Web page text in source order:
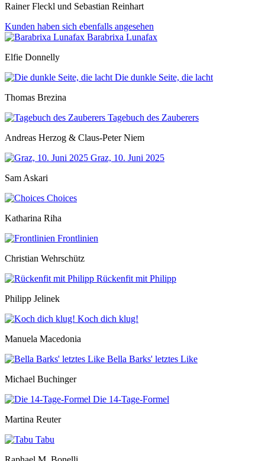
Rainer Fleckl und Sebastian Reinhart
Kunden haben sich ebenfalls angesehen
Barabrixa Lunafax
Elfie Donnelly
Die dunkle Seite, die lacht
Thomas Brezina
Tagebuch des Zauberers
Andreas Herzog & Claus-Peter Niem
Graz, 10. Juni 2025
Sam Askari
Choices
Katharina Riha
Frontlinien
Christian Wehrschütz
Rückenfit mit Philipp
Philipp Jelinek
Koch dich klug!
Manuela Macedonia
Bella Barks' letztes Like
Michael Buchinger
Die 14-Tage-Formel
Martina Reuter
Tabu